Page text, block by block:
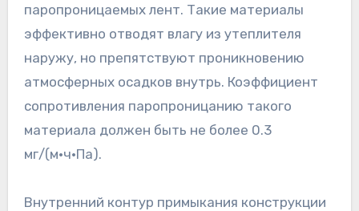
паропроницаемых лент. Такие материалы
эффективно отводят влагу из утеплителя
наружу, но препятствуют проникновению
атмосферных осадков внутрь. Коэффициент
сопротивления паропроницанию такого
материала должен быть не более 0.3
мг/(м·ч·Па).
Внутренний контур примыкания конструкции